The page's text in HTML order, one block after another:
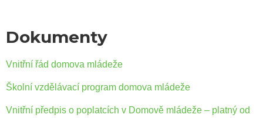
Dokumenty
Vnitřní řád domova mládeže
Školní vzdělávací program domova mládeže
Vnitřní předpis o poplatcích v Domově mládeže – platný od